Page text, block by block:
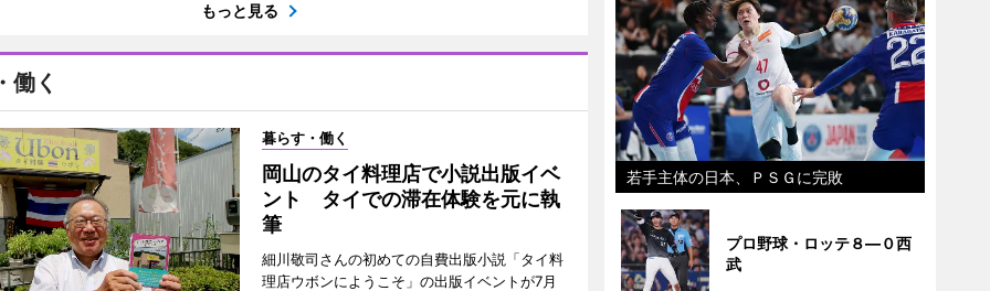
もっと見る
働く
暮らす・働く
岡山のタイ料理店で小説出版イベ
ント タイでの滞在体験を元に執
筆
細川敬司さんの初めての自費出版小説「タイ料
理店ウボンにようこそ」の出版イベントが7月
若手主体の日本、ＰＳＧに完敗
プロ野球・ロッテ８―０西
武